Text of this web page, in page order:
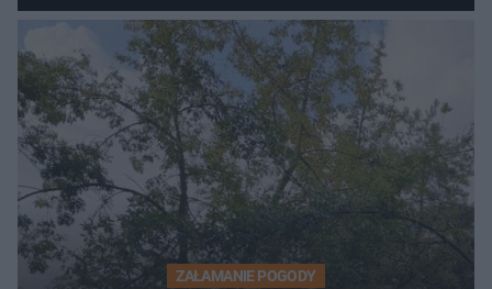
wiadomości z pilnym
ostrzeżeniem
ZAŁAMANIE POGODY